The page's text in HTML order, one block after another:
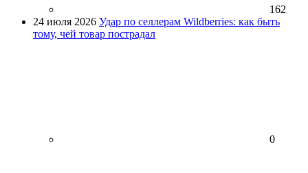
162
24 июля 2026 Удар по селлерам Wildberries: как быть
тому, чей товар пострадал
0